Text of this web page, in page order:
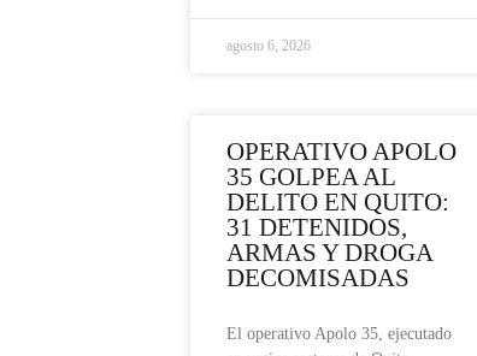
agosto 6, 2026
OPERATIVO APOLO
35 GOLPEA AL
DELITO EN QUITO:
31 DETENIDOS,
ARMAS Y DROGA
DECOMISADAS
El operativo Apolo 35, ejecutado